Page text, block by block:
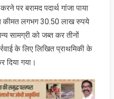
पर बरामद पदार्थ गांजा पाया
कीमत लगभग 30.50 लाख रुपये
सामग्री को जब्त कर तीनों
के लिए लिखित प्राथमिकी के
दिया गया।